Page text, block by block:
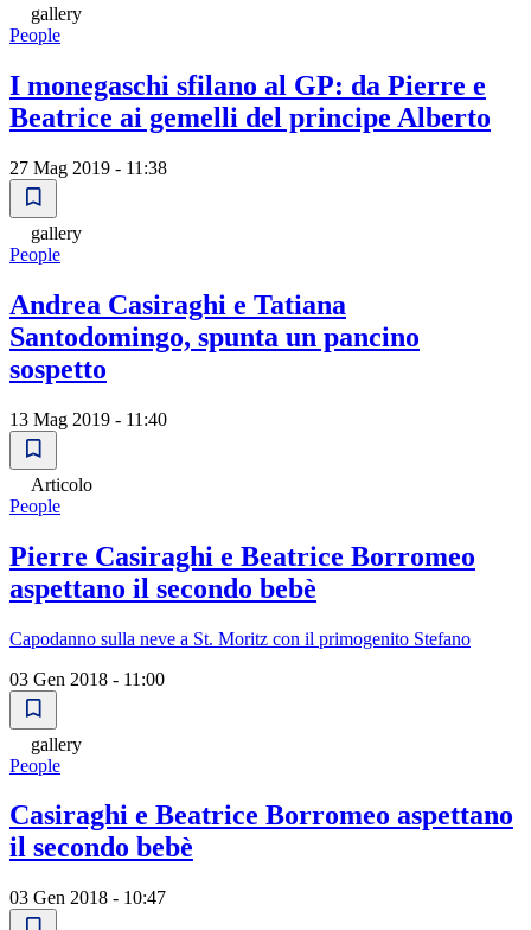
gallery
People
I monegaschi sfilano al GP: da Pierre e
Beatrice ai gemelli del principe Alberto
27 Mag 2019 - 11:38
gallery
People
Andrea Casiraghi e Tatiana
Santodomingo, spunta un pancino
sospetto
13 Mag 2019 - 11:40
Articolo
People
Pierre Casiraghi e Beatrice Borromeo
aspettano il secondo bebè
Capodanno sulla neve a St. Moritz con il primogenito Stefano
03 Gen 2018 - 11:00
gallery
People
Casiraghi e Beatrice Borromeo aspettano
il secondo bebè
03 Gen 2018 - 10:47